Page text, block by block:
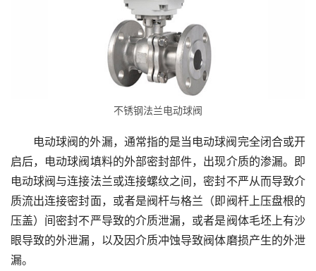
不锈钢法兰电动球阀
电动球阀的外漏，通常指的是当电动球阀完全闭合或开
启后，电动球阀填料的外部密封部件，出现介质的渗漏。即
电动球阀与连接法兰或连接螺纹之间，密封不严从而导致介
质流出连接密封面，或者是阀杆与格兰（即阀杆上压盘根的
压盖）间密封不严导致的介质泄漏，或者是阀体毛坯上有沙
眼导致的外泄漏，以及因介质冲蚀导致阀体磨损产生的外泄
漏。